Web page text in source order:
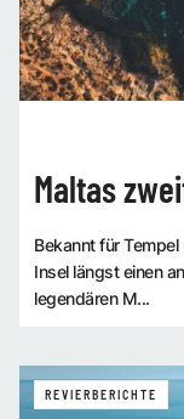
Maltas
Bekannt für
Insel längst einen
legendären M...
REVIERBERICHTE